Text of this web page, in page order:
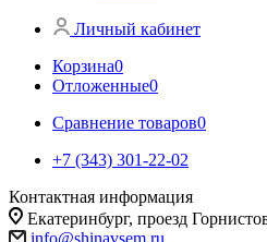
Личный кабинет
Корзина0
Отложенные0
Сравнение товаров0
+7 (343) 301-22-02
Контактная информация
Екатеринбург, проезд
info@shinavsem.ru